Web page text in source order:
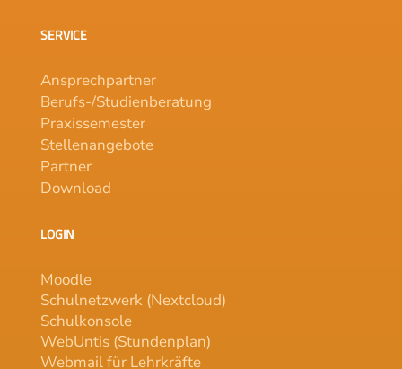
SERVICE
Ansprechpartner
Berufs-/Studienberatung
Praxissemester
Stellenangebote
Partner
Download
LOGIN
Moodle
Schulnetzwerk (Nextcloud)
Schulkonsole
WebUntis (Stundenplan)
Webmail für Lehrkräfte